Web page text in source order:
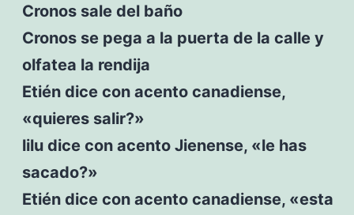
Cronos sale del baño
Cronos se pega a la puerta de la calle y
olfatea la rendija
Etién dice con acento canadiense,
«quieres salir?»
lilu dice con acento Jienense, «le has
sacado?»
Etién dice con acento canadiense, «esta